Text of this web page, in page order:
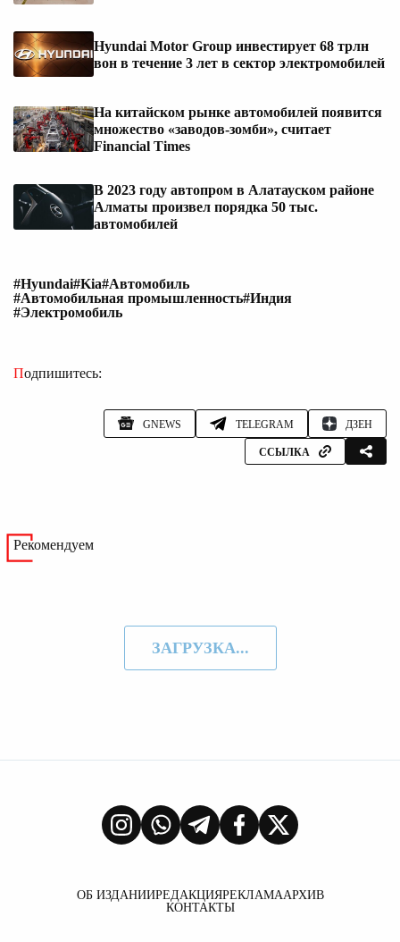
Hyundai Motor Group инвестирует 68 трлн
вон в течение 3 лет в сектор электромобилей
На китайском рынке автомобилей появится
множество «заводов-зомби», считает
Financial Times
В 2023 году автопром в Алатауском районе
Алматы произвел порядка 50 тыс.
автомобилей
#Hyundai#Kia#Автомобиль
#Автомобильная промышленность#Индия
#Электромобиль
Подпишитесь:
GNEWS TELEGRAM ДЗЕН
ССЫЛКА
Рекомендуем
ЗАГРУЗКА...
ОБ ИЗДАНИИРЕДАКЦИЯРЕКЛАМААРХИВ
КОНТАКТЫ